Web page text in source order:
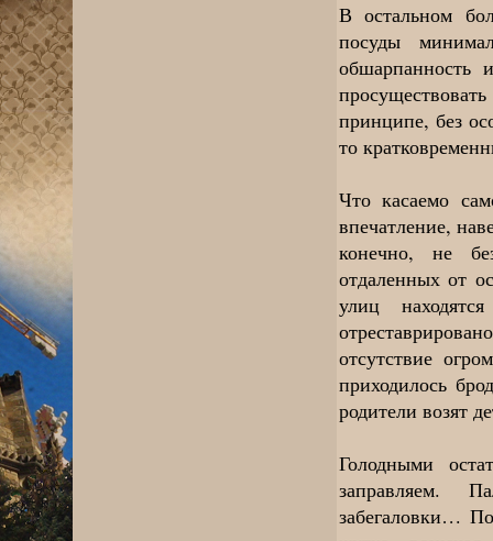
В остальном
посуды
обшарпанность
принципе, без
то
Что касаемо
впечатление,
конечно, не
отдаленных от
улиц
отсутствие
приходилось
родители возят
Голодными
заправляем.
забегаловки…